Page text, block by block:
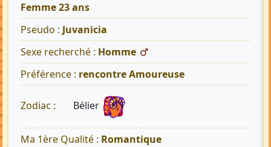
Femme 23 ans
Pseudo : Juvanicia
Sexe recherché : Homme
Préférence : rencontre Amoureuse
Zodiac : Bélier
Ma 1ère Qualité : Romantique